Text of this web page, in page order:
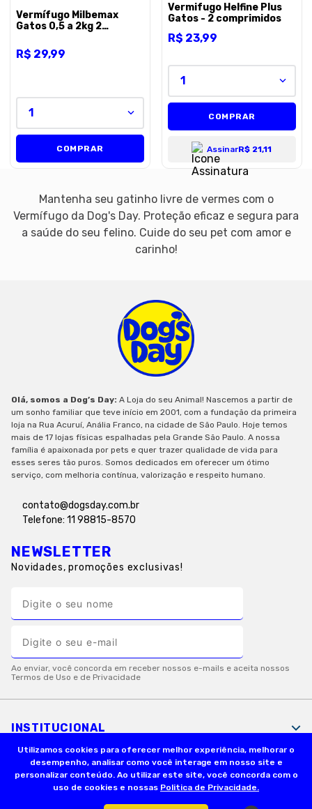
Utilizamos cookies para oferecer melhor experiência, melhorar o
desempenho, analisar como você interage em nosso site e
personalizar conteúdo. Ao utilizar este site, você concorda com o
uso de cookies e nossas Politica de Privacidade.
Vermífugo Milbemax
Gatos 0,5 a 2kg 2
R$ 29,99
1
COMPRAR
Vermifugo Helfine Plus
Gatos - 2 comprimidos
R$ 23,99
1
COMPRAR
AssinarR$ 21,11
Mantenha seu gatinho livre de vermes com o
Vermífugo da Dog's Day. Proteção eficaz e segura para
a saúde do seu felino. Cuide do seu pet com amor e
carinho!
Olá, somos a Dog’s Day: A Loja do seu Animal! Nascemos a partir de
um sonho familiar que teve início em 2001, com a fundação da primeira
loja na Rua Acuruí, Anália Franco, na cidade de São Paulo. Hoje temos
mais de 17 lojas físicas espalhadas pela Grande São Paulo. A nossa
família é apaixonada por pets e quer trazer qualidade de vida para
esses seres tão puros. Somos dedicados em oferecer um ótimo
serviço, com melhoria contínua, valorização e respeito humano.
contato@dogsday.com.br
Telefone: 11 98815-8570
NEWSLETTER
Novidades, promoções exclusivas!
INSTITUCIONAL
INFORMAÇÕES ÚTEIS